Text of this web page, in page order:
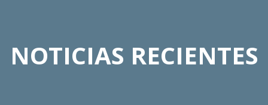
NOTICIAS RECIENTES